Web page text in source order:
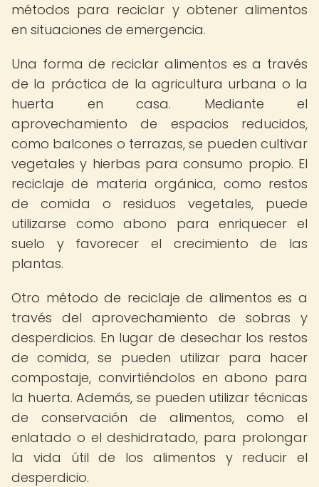
métodos para reciclar y obtener alimentos
en situaciones de emergencia.
Una forma de reciclar alimentos es a través
de la práctica de la agricultura urbana o la
huerta en casa. Mediante el
aprovechamiento de espacios reducidos,
como balcones o terrazas, se pueden cultivar
vegetales y hierbas para consumo propio. El
reciclaje de materia orgánica, como restos
de comida o residuos vegetales, puede
utilizarse como abono para enriquecer el
suelo y favorecer el crecimiento de las
plantas.
Otro método de reciclaje de alimentos es a
través del aprovechamiento de sobras y
desperdicios. En lugar de desechar los restos
de comida, se pueden utilizar para hacer
compostaje, convirtiéndolos en abono para
la huerta. Además, se pueden utilizar técnicas
de conservación de alimentos, como el
enlatado o el deshidratado, para prolongar
la vida útil de los alimentos y reducir el
desperdicio.